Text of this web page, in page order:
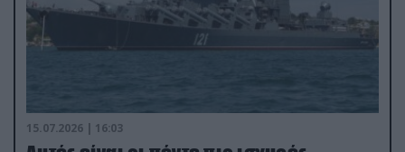
15.07.2026 | 16:03